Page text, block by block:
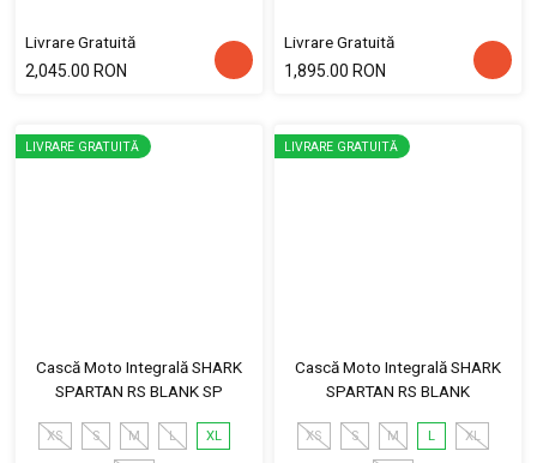
Livrare Gratuită
2,045.00 RON
Livrare Gratuită
1,895.00 RON
LIVRARE GRATUITĂ
Cască Moto Integrală SHARK
SPARTAN RS BLANK SP
XS S M L XL
LIVRARE GRATUITĂ
Cască Moto Integrală SHARK
SPARTAN RS BLANK
XS S M L XL